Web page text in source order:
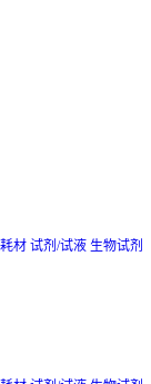
材 试剂/试液 生物试剂